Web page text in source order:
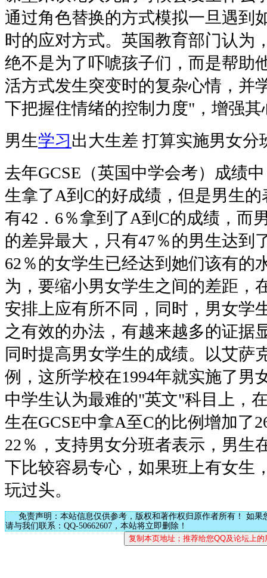
通过角色替换的方式模拟一旦遇到
时的应对方式。英国教育部门认为
绝不是为了吓唬孩子们，而是帮助
活方式发生突变时的复杂心情，并
下把握住情绪的控制力度"，增强
男生学习出大生差 打算实施男女分
去年GCSE（英国中学会考）成绩
生拿了A到C的好成绩，但是男生
有42．6％拿到了A到C的成绩，而
的差异最大，只有47％的男生达到
62％的女学生已经达到她们该有的
为，要缩小男女学生之间的差距，
安排上应有所不同，同时，男女学
之有效的办法，有越来越多的证据
同时提高男女学生的成绩。以艾萨
例，这所学校在1994年就实施了男
中学生认为最难的"英文"科目上，
生在GCSE中拿A至C的比例增加了
22％，支持男女分班者表示，男生
下比较容易专心，如果班上有女生
玩过头。
免责声明：本站信息仅供参考，版权和著作权归原作者所有！ 如果
请与我们联系：QQ-50662607，本站将立即删除！